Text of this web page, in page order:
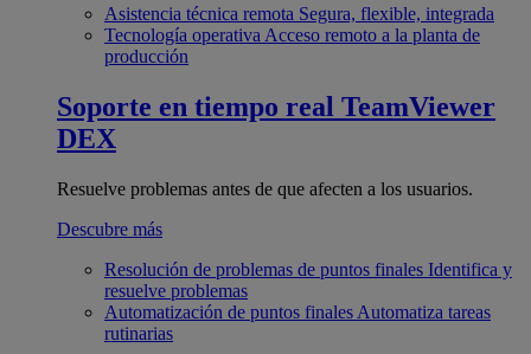
Asistencia técnica remota Segura, flexible, integrada
Tecnología operativa Acceso remoto a la planta de
producción
Soporte en tiempo real TeamViewer
DEX
Resuelve problemas antes de que afecten a los usuarios.
Descubre más
Resolución de problemas de puntos finales Identifica y
resuelve problemas
Automatización de puntos finales Automatiza tareas
rutinarias